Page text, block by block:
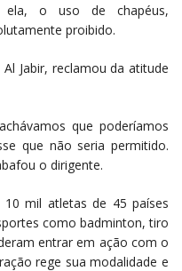
ela, o uso de chapéus,
proibido.
Jabir, reclamou da atitude
que poderíamos
que não seria permitido.
o dirigente.
10 mil atletas de 45 países
como badminton, tiro
entrar em ação com o
rege sua modalidade e